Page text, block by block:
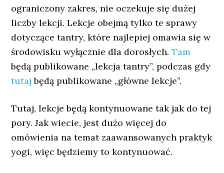
ograniczony zakres, nie oczekuje się dużej
liczby lekcji. Lekcje obejmą tylko te sprawy
dotyczące tantry, które najlepiej omawia się w
środowisku wyłącznie dla dorosłych.Tam
będą publikowane „lekcja tantry”, podczas gdy
tutaj będą publikowane „główne lekcje”.
Tutaj, lekcje będą kontynuowane tak jak do tej
pory. Jak wiecie, jest dużo więcej do
omówienia na temat zaawansowanych praktyk
yogi, więc będziemy to kontynuować.